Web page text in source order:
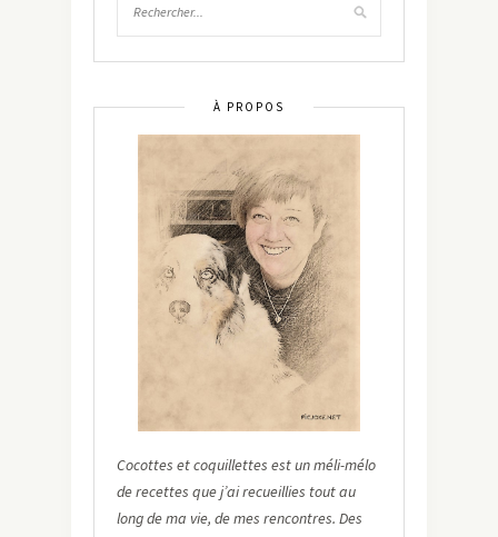
À PROPOS
Cocottes et coquillettes est un méli-mélo
de recettes que j’ai recueillies tout au
long de ma vie, de mes rencontres. Des